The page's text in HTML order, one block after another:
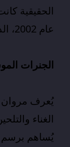
الحقيقية
عام 2002، الذي وصل معه إلى النجومية.
الجنرات
يُعرف مروان
الغناء
يُساهم برسم